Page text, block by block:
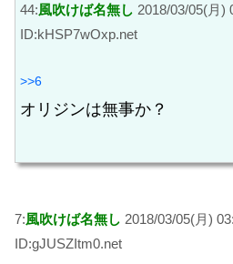
44:風吹けば名無し 2018/03/05(月)
ID:kHSP7wOxp.net
>>6
オリジンは無事か？
7:風吹けば名無し 2018/03/05(月)
ID:gJUSZItm0.net